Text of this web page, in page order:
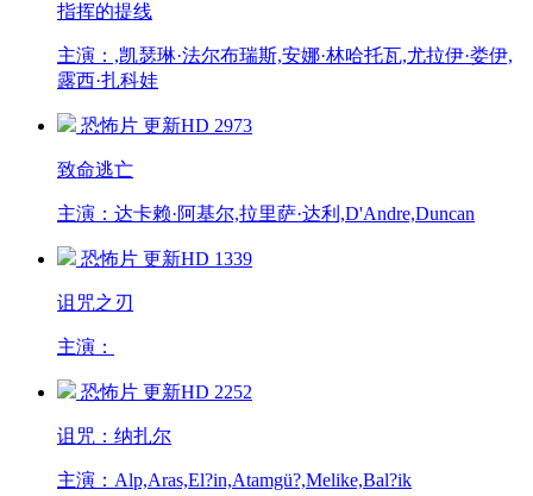
指挥的提线
主演：,凯瑟琳·法尔布瑞斯,安娜·林哈托瓦,尤拉伊·娄伊,
露西·扎科娃
恐怖片 更新HD 2973
致命逃亡
主演：达卡赖·阿基尔,拉里萨·达利,D'Andre,Duncan
恐怖片 更新HD 1339
诅咒之刃
主演：
恐怖片 更新HD 2252
诅咒：纳扎尔
主演：Alp,Aras,El?in,Atamgü?,Melike,Bal?ik